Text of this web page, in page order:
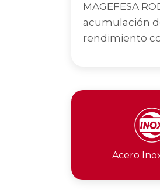
MAGEFESA
acumulación
rendimiento
Acero